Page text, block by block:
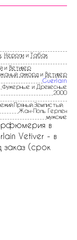
Нероли и Табак
и Ветивер
аккорд и Ветивер
Guerlain
Фужерные и Древесные
2000
Жан-Поль Герлен
мужские
в
Vetiver - в
заказ (срок